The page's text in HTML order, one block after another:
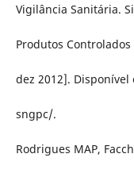
Vigilância Sanitária.
Produtos
dez 2012]. Disponível
sngpc/.
Rodrigues MAP,